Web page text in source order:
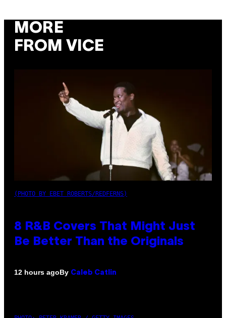
MORE
FROM VICE
(PHOTO BY EBET ROBERTS/REDFERNS)
8 R&B Covers That Might Just
Be Better Than the Originals
12 hours agoBy Caleb Catlin